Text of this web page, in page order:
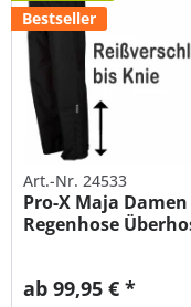
Bestseller
Art.-Nr. 24533
Pro-X Maja Damen
Regenhose
ab 99,95 € *